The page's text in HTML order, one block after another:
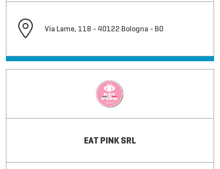
Via Lame, 118 - 40122 Bologna - BO
EAT PINK SRL